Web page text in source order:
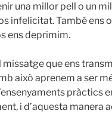
una millor pell o un
infelicitat. També ens
ens deprimim.
missatge que ens
això aprenem a ser
pràctics
i d’aquesta manera